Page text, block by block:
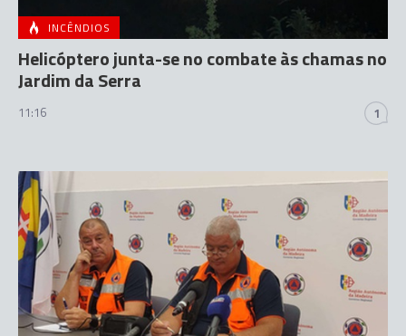
INCÊNDIOS
Helicóptero junta-se no combate às chamas no
Jardim da Serra
11:16 1